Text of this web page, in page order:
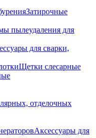
Затирочные
пылеудаления для
для сварки,
Щетки слесарные
отделочных
Аксессуары для